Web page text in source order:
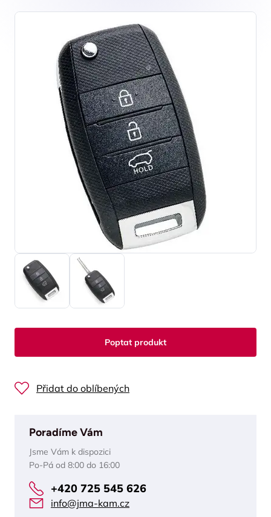
Poptat produkt
Přidat do oblíbených
Poradíme Vám
Jsme Vám k dispozici
Po-Pá od 8:00 do 16:00
+420 725 545 626
info@jma-kam.cz